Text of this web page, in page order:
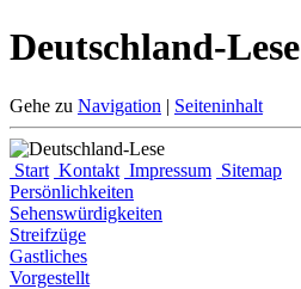
Deutschland-Lese
Gehe zu Navigation | Seiteninhalt
Start Kontakt Impressum Sitemap
Persönlichkeiten
Sehenswürdigkeiten
Streifzüge
Gastliches
Vorgestellt